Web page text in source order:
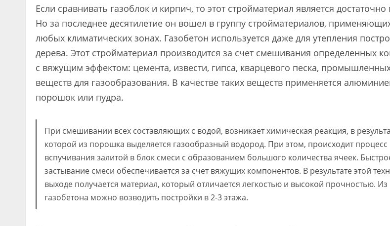
Если сравнивать газоблок и кирпич, то этот стройматериал является
Но за последнее десятилетие он вошел в группу стройматериалов,
любых климатических зонах. Газобетон используется даже для утепления
дерева. Этот стройматериал производится за счет смешивания определенных
с вяжущим эффектом: цемента, извести, гипса, кварцевого песка,
веществ для газообразования. В качестве таких веществ применяется
порошок или пудра.
При смешивании всех составляющих с водой, возникает химическая реакция, в
которой из порошка выделяется газообразный водород. При этом, происходит процесс
вспучивания залитой в блок смеси с образованием большого количества ячеек.
застывание смеси обеспечивается за счет вяжущих компонентов. В результате этой
выходе получается материал, который отличается легкостью и высокой прочностью. Из
газобетона можно возводить постройки в 2-3 этажа.